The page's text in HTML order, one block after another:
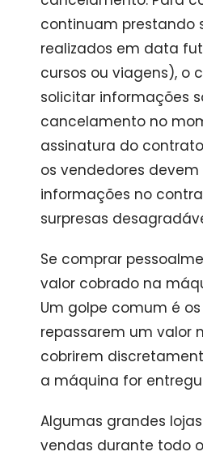
continuam prestando
realizados em data
cursos ou viagens), o
solicitar informações
cancelamento no
assinatura do
os vendedores
informações no
surpresas
Se comprar
valor cobrado na
Um golpe comum é
repassarem um valor
cobrirem
a máquina for
Algumas grandes
vendas durante todo